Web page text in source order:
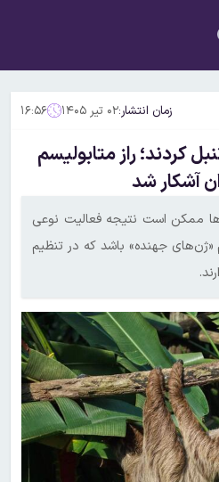
زمان انتشار:۰۲ تیر ۱۴۰۵ ۱۶:۵۶
کردند؛ راز متابولیسم
آشکار شد
ممکن است نتیجه فعالیت نوعی
جهنده» باشد که در تنظیم